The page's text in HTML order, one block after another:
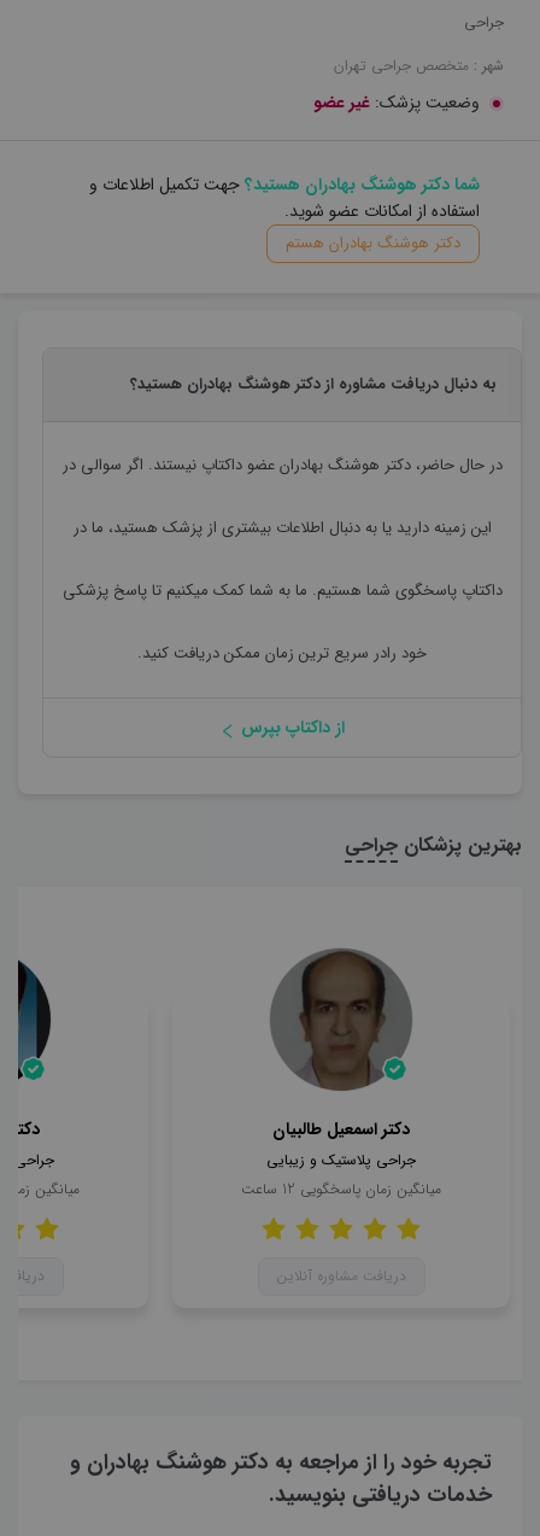
جراحی
شهر : متخصص جراحی تهران
وضعیت پزشک: غیر عضو
شما دکتر هوشنگ بهادران هستید؟جهت تکمیل اطلاعات و
استفاده از امکانات عضو شوید.
دکتر هوشنگ بهادران هستم
به دنبال دریافت مشاوره از دکتر هوشنگ بهادران هستید؟
در حال حاضر،دکتر هوشنگ بهادرانعضو داکتاپ نیستند. اگر سوالی در
این زمینه دارید یا به دنبال اطلاعات بیشتری از پزشک هستید، ما در
داکتاپ پاسخگوی شما هستیم. ما به شما کمک میکنیم تا پاسخ پزشکی
خود رادر سریع ترین زمان ممکن دریافت کنید.
از داکتاپ بپرس
بهترین پزشکان جراحی
دکتر اسمعیل طالبیان
جراحی پلاستیک و زیبایی
میانگین زمان پاسخگویی 12 ساعت
دریافت مشاوره آنلاین
دکتر
جراحی
میانگین
تجربه خود را از مراجعه به دکتر هوشنگ بهادران و
خدمات دریافتی بنویسید.